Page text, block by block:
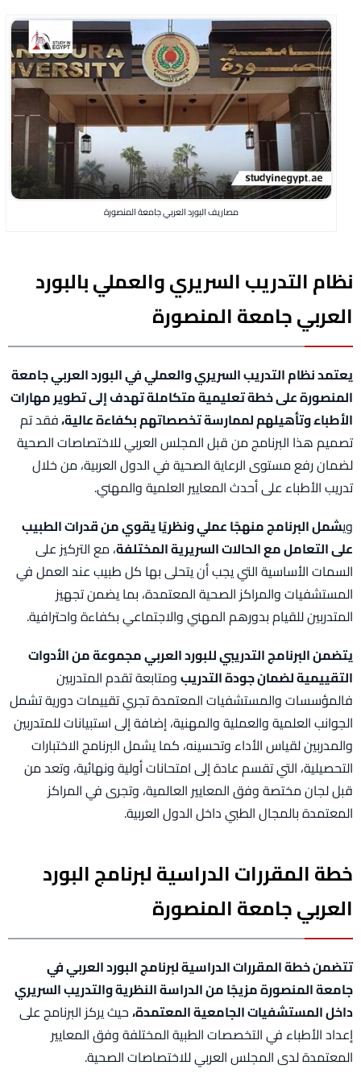
مصاريف البورد العربي جامعة المنصورة
نظام التدريب السريري والعملي بالبورد
العربي جامعة المنصورة
يعتمد نظام التدريب السريري والعملي في البورد العربي جامعة
المنصورة على خطة تعليمية متكاملة تهدف إلى تطوير مهارات
الأطباء وتأهيلهم لممارسة تخصصاتهم بكفاءة عالية،فقد تم
تصميم هذا البرنامج من قبل المجلس العربي للاختصاصات الصحية
لضمان رفع مستوى الرعاية الصحية في الدول العربية، من خلال
تدريب الأطباء على أحدث المعايير العلمية والمهني.
ويشمل البرنامج منهجًا عملي ونظريًا يقوي من قدرات الطبيب
على التعامل مع الحالات السريرية المختلفة، مع التركيز على
السمات الأساسية التي يجب أن يتحلى بها كل طبيب عند العمل في
المستشفيات والمراكز الصحية المعتمدة، بما يضمن تجهيز
المتدربين للقيام بدورهم المهني والاجتماعي بكفاءة واحترافية.
يتضمن البرنامج التدريبي للبورد العربي مجموعة من الأدوات
التقييمية لضمان جودة التدريبومتابعة تقدم المتدربين
فالمؤسسات والمستشفيات المعتمدة تجري تقييمات دورية تشمل
الجوانب العلمية والعملية والمهنية، إضافة إلى استبيانات للمتدربين
والمدربين لقياس الأداء وتحسينه، كما يشمل البرنامج الاختبارات
التحصيلية، التي تقسم عادة إلى امتحانات أولية ونهائية، وتعد من
قبل لجان مختصة وفق المعايير العالمية، وتجرى في المراكز
المعتمدة بالمجال الطبي داخل الدول العربية.
خطة المقررات الدراسية لبرنامج البورد
العربي جامعة المنصورة
تتضمن خطة المقررات الدراسية لبرنامج البورد العربي في
جامعة المنصورة مزيجًا من الدراسة النظرية والتدريب السريري
داخل المستشفيات الجامعية المعتمدة،حيث يركز البرنامج على
إعداد الأطباء في التخصصات الطبية المختلفة وفق المعايير
المعتمدة لدى المجلس العربي للاختصاصات الصحية.